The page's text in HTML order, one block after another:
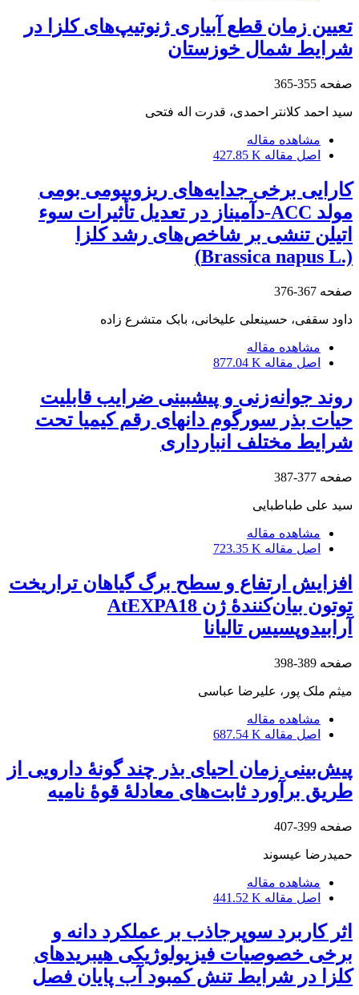
تعیین زمان قطع آبیاری ژنوتیپ‌های کلزا در
شرایط شمال خوزستان
صفحه 355-365
سید احمد کلانتر احمدی، قدرت اله فتحی
مشاهده مقاله
اصل مقاله 427.85 K
کارایی برخی جدایه‌های ریزوبیومی بومی
مولد ACC-دآمیناز در تعدیل تأثیرات سوء
اتیلن تنشی بر شاخص‌های رشد کلزا
(.Brassica napus L)
صفحه 367-376
داود سقفی، حسینعلی علیخانی، بابک متشرع زاده
مشاهده مقاله
اصل مقاله 877.04 K
روند جوانه‌زنی و پیشبینی ضرایب قابلیت
حیات بذر سورگوم دانهای رقم کیمیا تحت
شرایط مختلف انبارداری
صفحه 377-387
سید علی طباطبایی
مشاهده مقاله
اصل مقاله 723.35 K
افزایش ارتفاع و سطح برگ گیاهان تراریخت
توتون بیان‌کنندۀ ژن AtEXPA18
آرابیدوپسیس تالیانا
صفحه 389-398
میثم ملک پور، علیرضا عباسی
مشاهده مقاله
اصل مقاله 687.54 K
پیش‌بینی زمان احیای بذر چند گونۀ دارویی از
طریق برآورد ثابت‌های معادلۀ قوۀ‌ نامیه
صفحه 399-407
حمیدرضا عیسوند
مشاهده مقاله
اصل مقاله 441.52 K
اثر کاربرد سوپرجاذب بر عملکرد دانه و
برخی خصوصیات فیزیولوژیکی هیبریدهای
کلزا در شرایط تنش کمبود آب پایان فصل